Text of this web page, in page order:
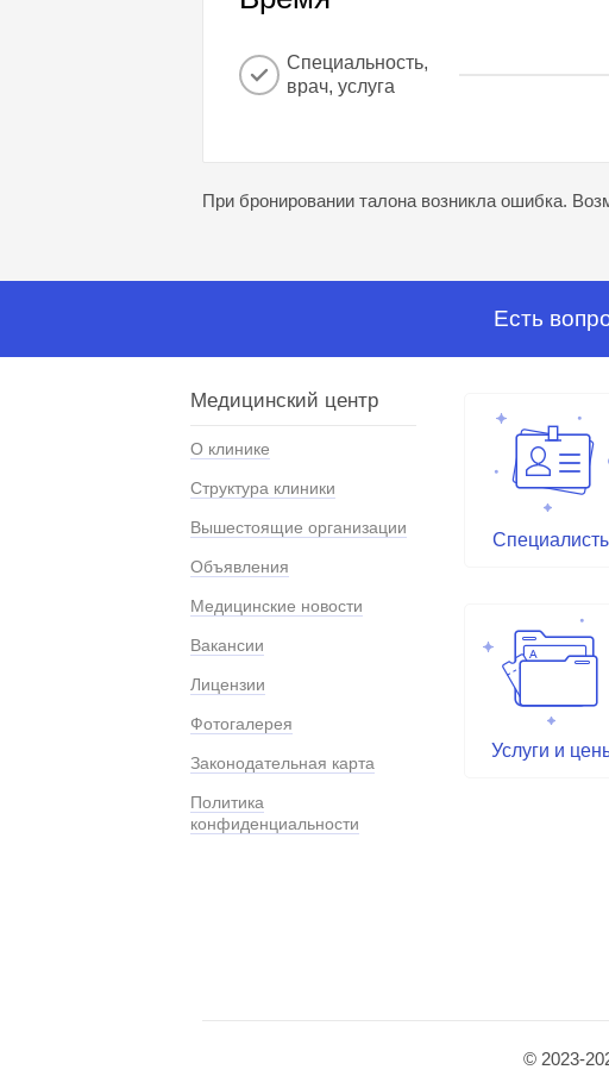
Специальность,
врач, услуга
При бронировании талона возникла ошибка.
Есть
Медицинский центр
О клинике
Структура клиники
Вышестоящие организации
Объявления
Медицинские новости
Вакансии
Лицензии
Фотогалерея
Законодательная карта
Политика
конфиденциальности
Услуги и
© 2023-